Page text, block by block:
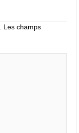
Les champs